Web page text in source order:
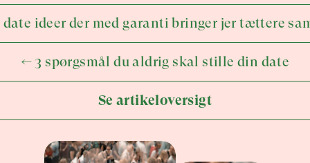
date ideer der med garanti bringer jer tættere
← 3 spørgsmål du aldrig skal stille din date
Se artikeloversigt